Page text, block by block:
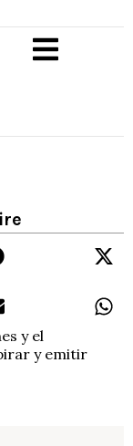
y el
y emitir